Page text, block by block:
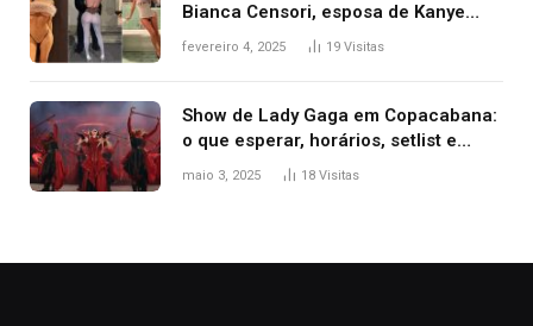
Bianca Censori, esposa de Kanye
West que apareceu nua no Grammy
fevereiro 4, 2025 19 Visitas
Show de Lady Gaga em Copacabana:
o que esperar, horários, setlist e
onde assistir
maio 3, 2025 18 Visitas